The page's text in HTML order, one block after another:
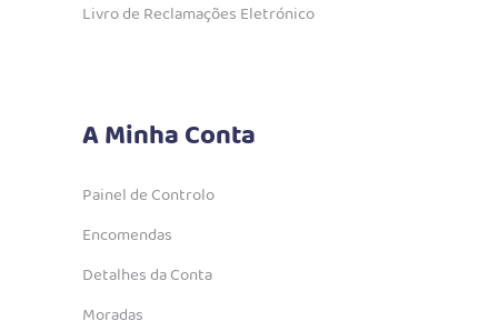
Livro de Reclamações Eletrónico
A Minha Conta
Painel de Controlo
Encomendas
Detalhes da Conta
Moradas